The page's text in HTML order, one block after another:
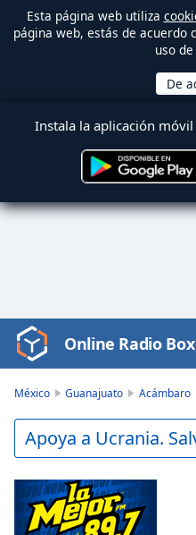
Esta página web utiliza
página web, estás de acuerdo
uso
Instala la aplicación
Video
Player
Play
Video
Skip
Backward
Skip
Online Radio Box
México Guanajuato Acámbaro
Apoya a Ucrania.